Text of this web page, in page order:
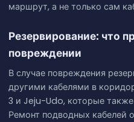
маршрут, а не только сам
Резервирование: что
повреждении
В случае повреждения
другими кабелями в
3 и Jeju-Udo, которые
Ремонт подводных кабелей